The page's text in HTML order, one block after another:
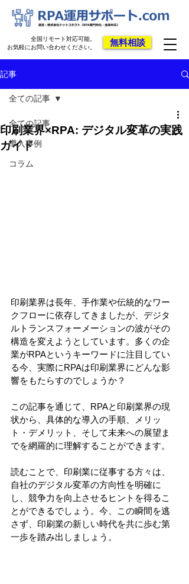
無料相談
全国リモート対応可能。
お気軽にお問い合わせください。
記事
全ての記事
導入事例
コラム
全ての記事
印刷業界×RPA: デジタル変革の実践
ガイド
印刷業界は長年、手作業や伝統的なワー
クフローに依存してきましたが、デジタ
ルトランスフォーメーションの波がその
構造を変えようとしています。多くの企
業がRPAというキーワードに注目してい
る今、実際にRPAは印刷業界にどんな影
響をもたらすのでしょうか？
この記事を通じて、RPAと印刷業界の現
状から、具体的な導入の手順、メリッ
ト・デメリット、そして未来への展望ま
でを網羅的に理解することができます。
読むことで、印刷業に従事する方々は、
自社のデジタル変革の方向性を明確に
し、競争力を向上させるヒントを得るこ
とができるでしょう。今、この瞬間を逃
さず、印刷業の新しい時代を共に歩む第
一歩を踏み出しましょう。